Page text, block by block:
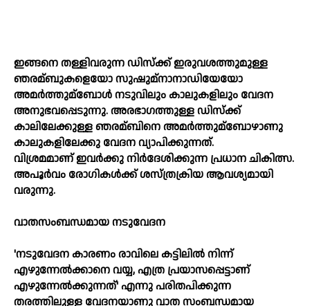
ഇങ്ങനെ തള്ളിവരുന്ന ഡിസ്‌ക്ക് ഇരുവശത്തുമുള്ള
ഞരമ്ബുകളെയോ സുഷുമ്‌നാനാഡിയേയോ
അമര്‍ത്തുമ്ബോള്‍ നടുവിലും കാലുകളിലും വേദന
അനുഭവപ്പെടുന്നു. അരഭാഗത്തുള്ള ഡിസ്‌ക്ക്
കാലിലേക്കുള്ള ഞരമ്ബിനെ അമര്‍ത്തുമ്ബോഴാണു
കാലുകളിലേക്കു വേദന വ്യാപിക്കുന്നത്‌.
വിശ്രമമാണ്‌ ഇവര്‍ക്കു നിര്‍ദേശിക്കുന്ന പ്രധാന ചികിത്സ.
അപൂര്‍വം രോഗികള്‍ക്ക്‌ ശസ്‌ത്രക്രിയ ആവശ്യമായി
വരുന്നു.
വാതസംബന്ധമായ നടുവേദന
'നടുവേദന കാരണം രാവിലെ കട്ടിലില്‍ നിന്ന്‌
എഴുന്നേല്‍ക്കാനെ വയ്യ, എത്ര പ്രയാസപ്പെട്ടാണ്‌
എഴുന്നേല്‍ക്കുന്നത്‌' എന്നു പരിതപിക്കുന്ന
തരത്തിലുള്ള വേദനയാണു വാത സംബന്ധമായ